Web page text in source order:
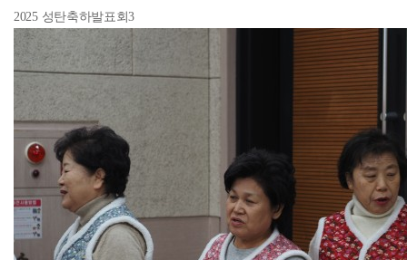
2025 성탄축하발표회3